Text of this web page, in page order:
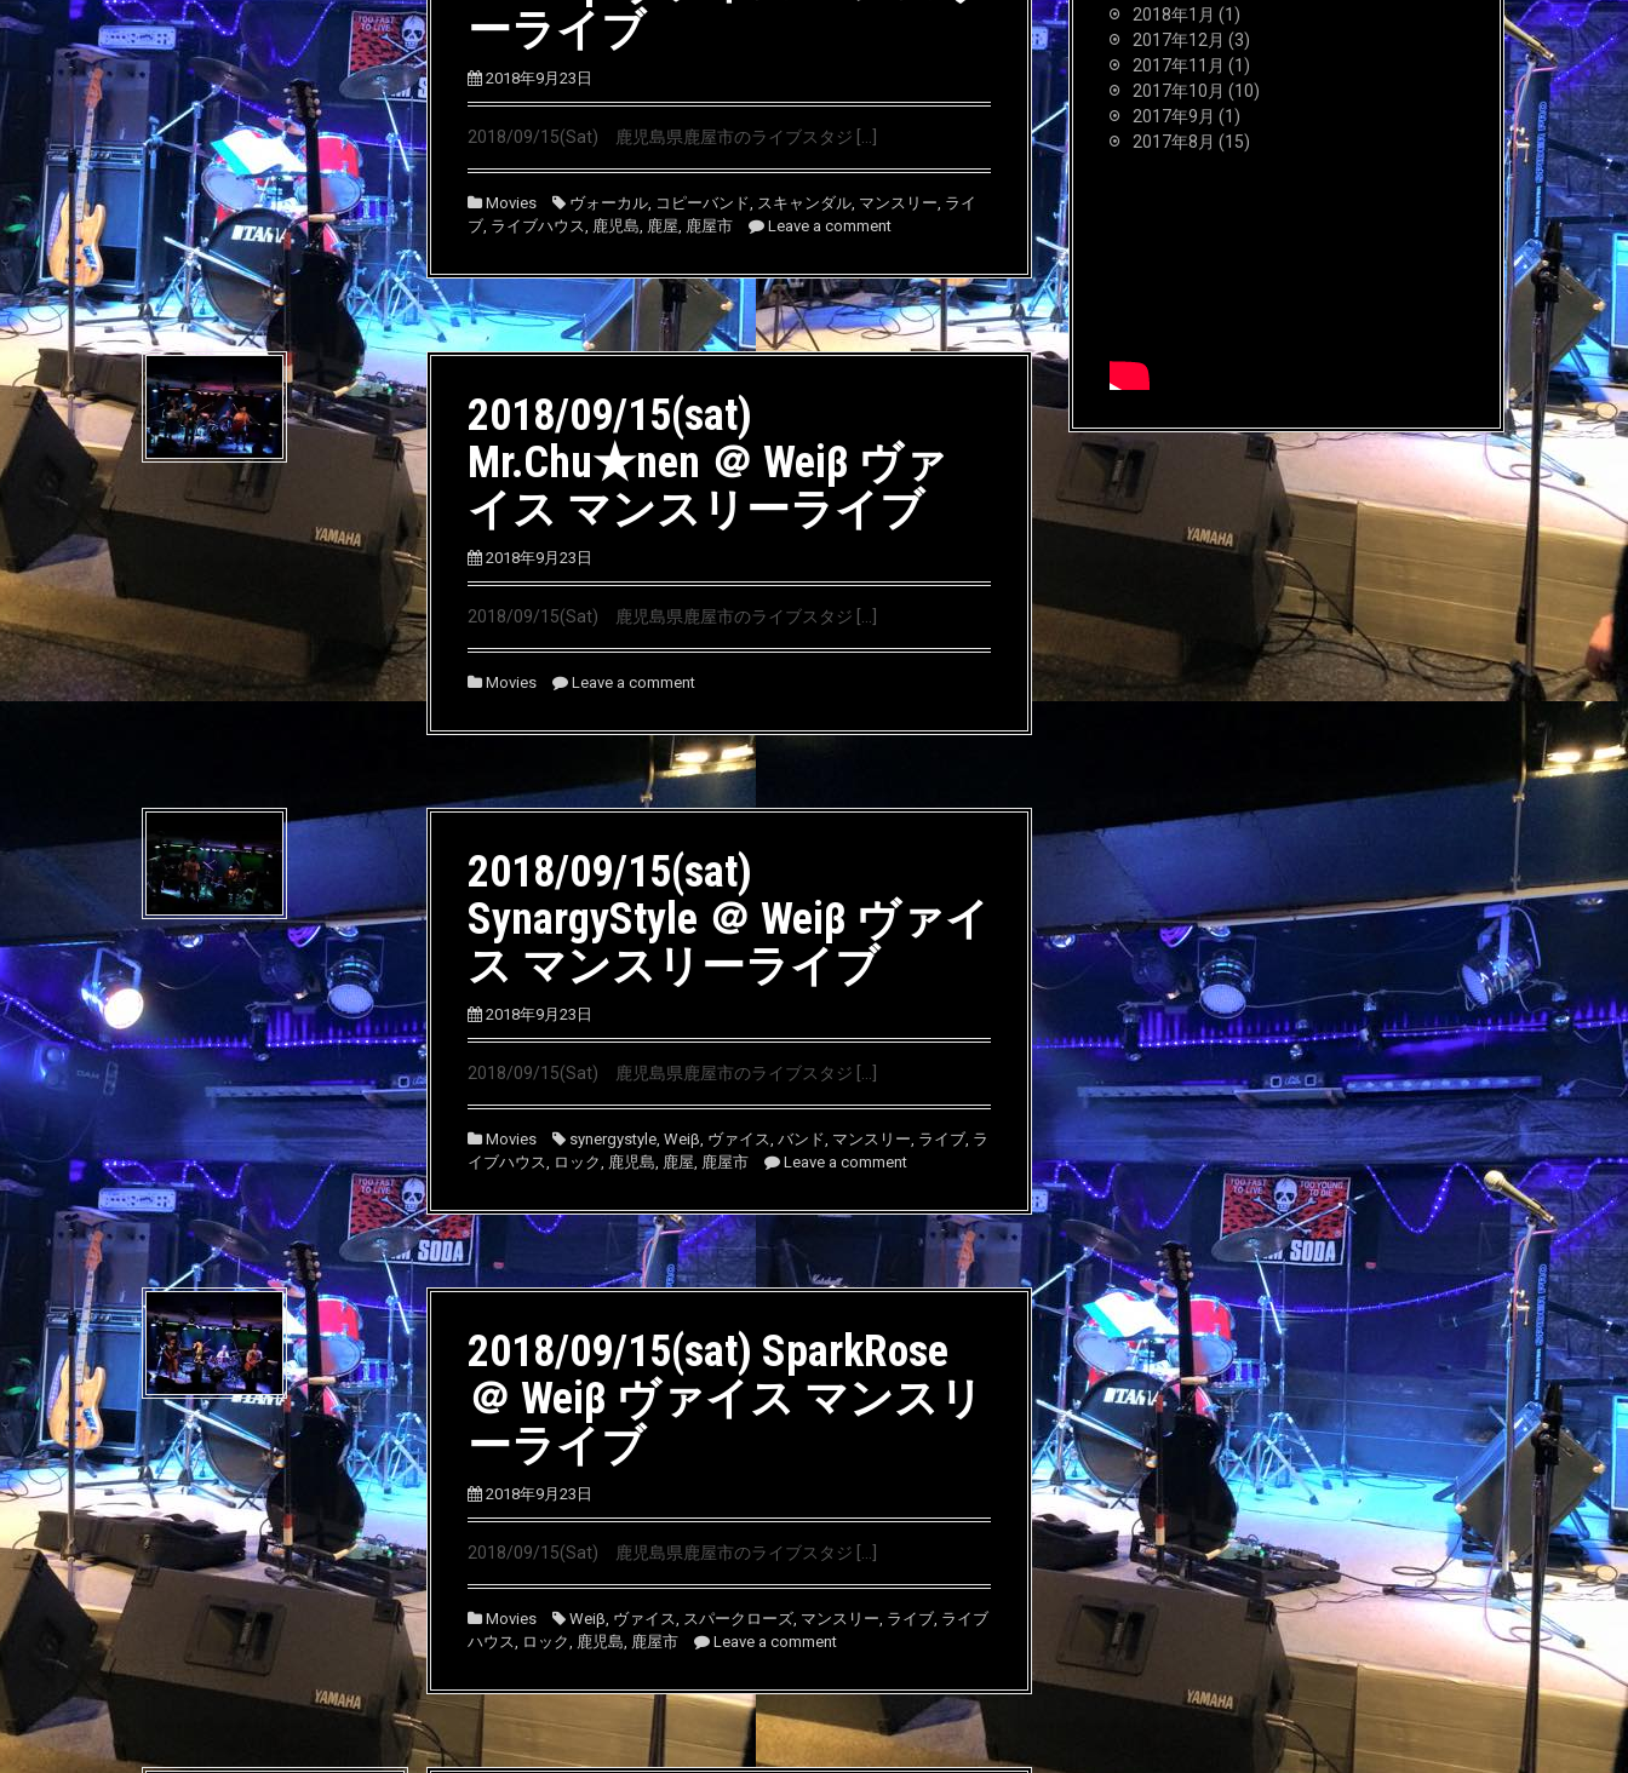
ーライブ
2018年9月23日
2018/09/15(Sat) 鹿児島県鹿屋市のライブスタジ […]
Movies ヴォーカル, コピーバンド, スキャンダル, マンスリー, ライ
ブ, ライブハウス, 鹿児島, 鹿屋, 鹿屋市 Leave a comment
2018/09/15(sat)
Mr.Chu★nen ＠ Weiβ ヴァ
イス マンスリーライブ
2018年9月23日
2018/09/15(Sat) 鹿児島県鹿屋市のライブスタジ […]
Movies Leave a comment
2018/09/15(sat)
SynargyStyle ＠ Weiβ ヴァイ
ス マンスリーライブ
2018年9月23日
2018/09/15(Sat) 鹿児島県鹿屋市のライブスタジ […]
Movies synergystyle, Weiβ, ヴァイス, バンド, マンスリー, ライブ, ラ
イブハウス, ロック, 鹿児島, 鹿屋, 鹿屋市 Leave a comment
2018/09/15(sat) SparkRose
＠ Weiβ ヴァイス マンスリ
ーライブ
2018年9月23日
2018/09/15(Sat) 鹿児島県鹿屋市のライブスタジ […]
Movies Weiβ, ヴァイス, スパークローズ, マンスリー, ライブ, ライブ
ハウス, ロック, 鹿児島, 鹿屋市 Leave a comment
2018年1月 (1)
2017年12月 (3)
2017年11月 (1)
2017年10月 (10)
2017年9月 (1)
2017年8月 (15)